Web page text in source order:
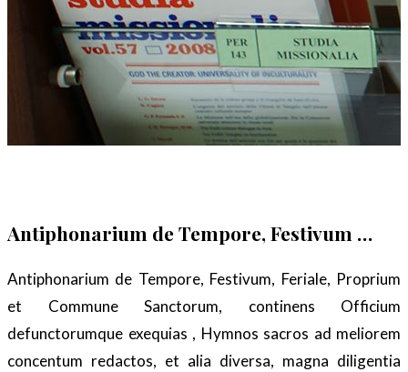
Antiphonarium de Tempore, Festivum …
Antiphonarium de Tempore, Festivum, Feriale, Proprium
et Commune Sanctorum, continens Officium
defunctorumque exequias , Hymnos sacros ad meliorem
concentum redactos, et alia diversa, magna diligentia